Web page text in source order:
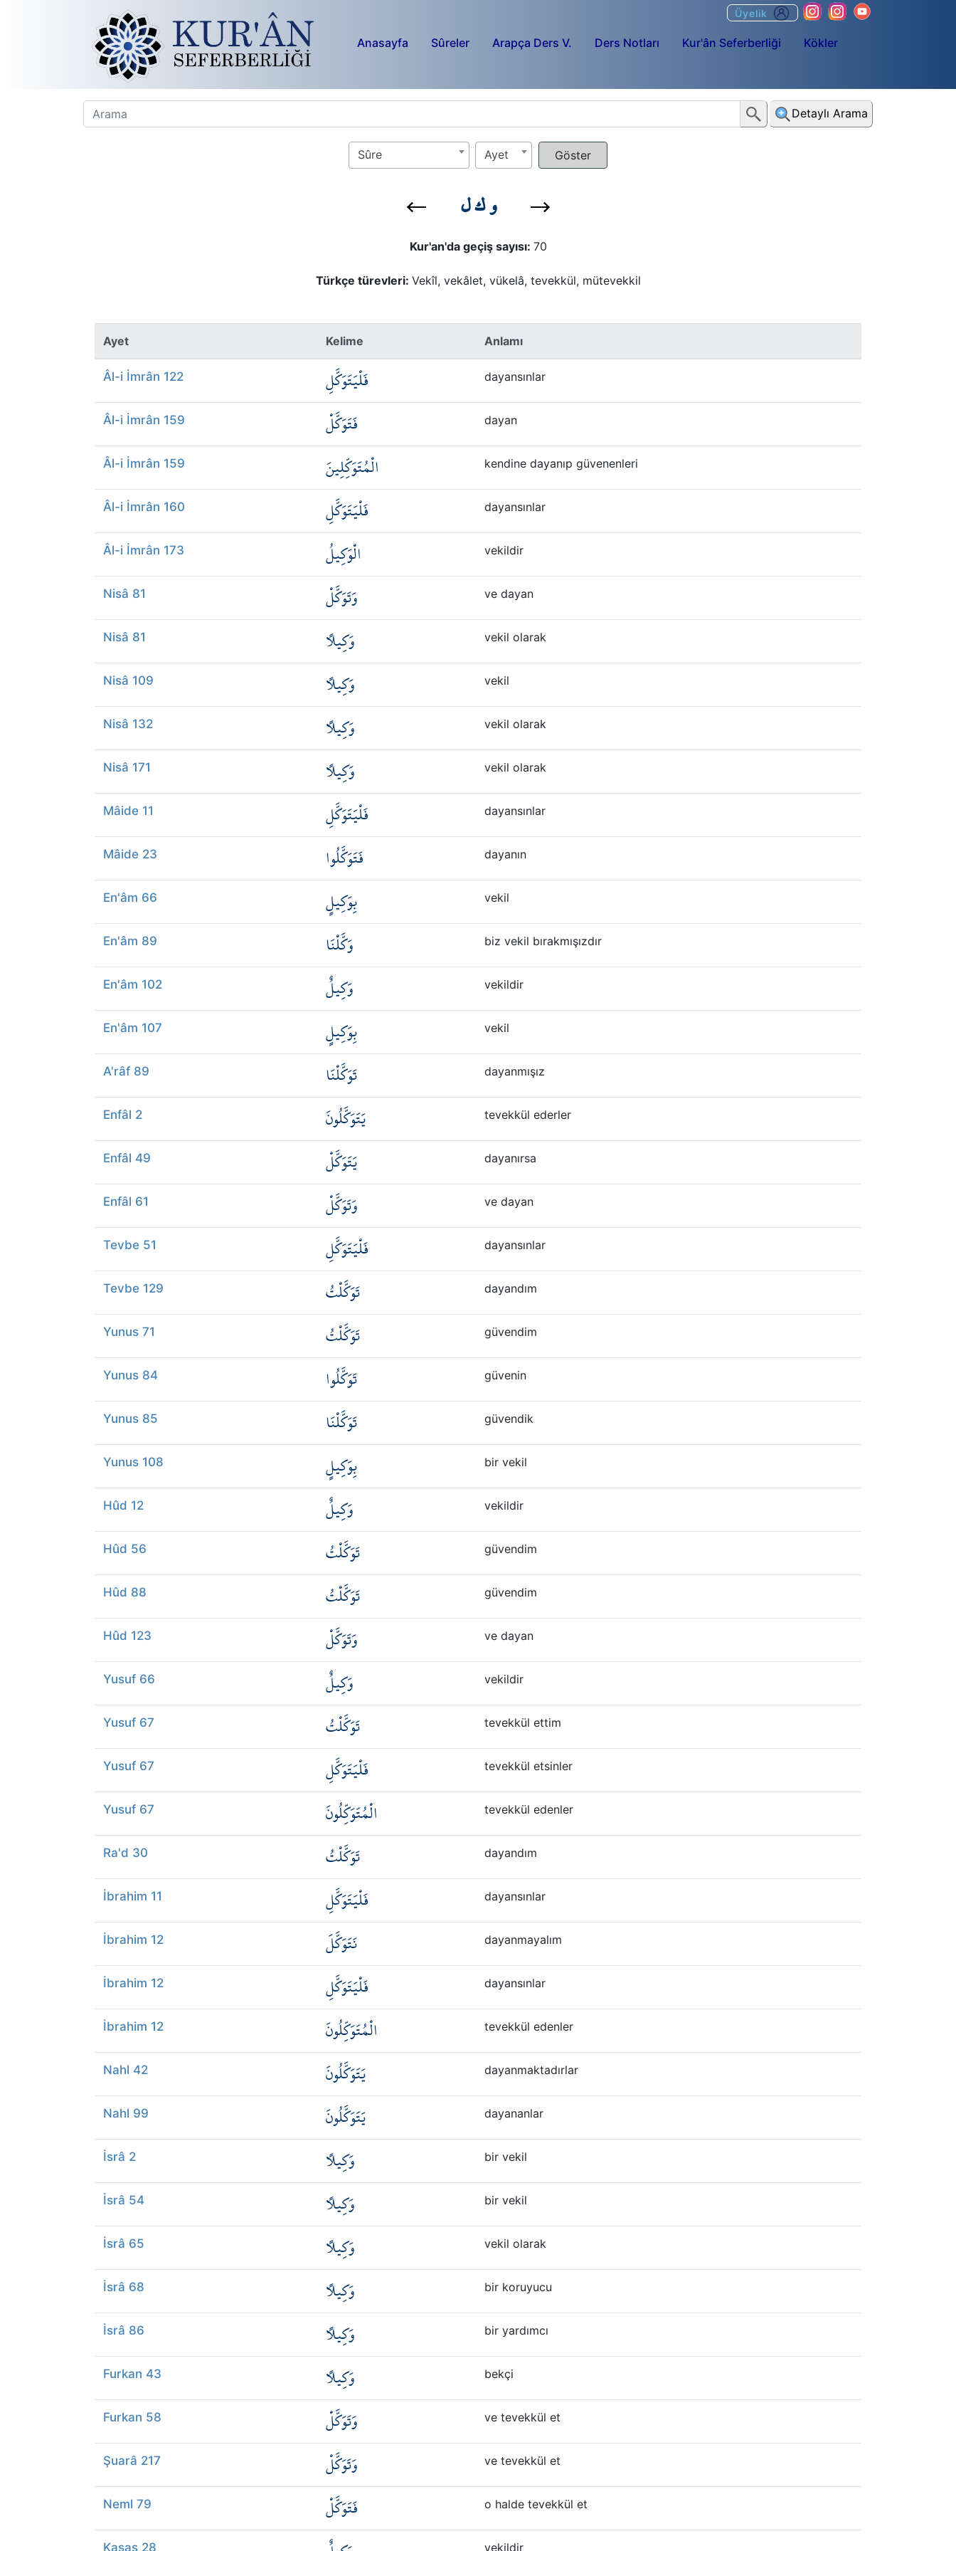
Anasayfa Sûreler Arapça Ders V. Ders Notları Kur'ân Seferberliği Kökler
Üyelik
Detaylı Arama
Sûre Ayet
و ك ل
Kur'an'da geçiş sayısı: 70
Türkçe türevleri: Vekîl, vekâlet, vükelâ, tevekkül, mütevekkil
Ayet Kelime Anlamı
Âl-i İmrân 122 فَلْيَتَوَكَّلِ dayansınlar
Âl-i İmrân 159 فَتَوَكَّلْ dayan
Âl-i İmrân 159 الْمُتَوَكِّلِينَ kendine dayanıp güvenenleri
Âl-i İmrân 160 فَلْيَتَوَكَّلِ dayansınlar
Âl-i İmrân 173 الْوَكِيلُ vekildir
Nisâ 81 وَتَوَكَّلْ ve dayan
Nisâ 81 وَكِيلًا vekil olarak
Nisâ 109 وَكِيلًا vekil
Nisâ 132 وَكِيلًا vekil olarak
Nisâ 171 وَكِيلًا vekil olarak
Mâide 11 فَلْيَتَوَكَّلِ dayansınlar
Mâide 23 فَتَوَكَّلُوا dayanın
En'âm 66 بِوَكِيلٍ vekil
En'âm 89 وَكَّلْنَا biz vekil bırakmışızdır
En'âm 102 وَكِيلٌ vekildir
En'âm 107 بِوَكِيلٍ vekil
A'râf 89 تَوَكَّلْنَا dayanmışız
Enfâl 2 يَتَوَكَّلُونَ tevekkül ederler
Enfâl 49 يَتَوَكَّلْ dayanırsa
Enfâl 61 وَتَوَكَّلْ ve dayan
Tevbe 51 فَلْيَتَوَكَّلِ dayansınlar
Tevbe 129 تَوَكَّلْتُ dayandım
Yunus 71 تَوَكَّلْتُ güvendim
Yunus 84 تَوَكَّلُوا güvenin
Yunus 85 تَوَكَّلْنَا güvendik
Yunus 108 بِوَكِيلٍ bir vekil
Hûd 12 وَكِيلٌ vekildir
Hûd 56 تَوَكَّلْتُ güvendim
Hûd 88 تَوَكَّلْتُ güvendim
Hûd 123 وَتَوَكَّلْ ve dayan
Yusuf 66 وَكِيلٌ vekildir
Yusuf 67 تَوَكَّلْتُ tevekkül ettim
Yusuf 67 فَلْيَتَوَكَّلِ tevekkül etsinler
Yusuf 67 الْمُتَوَكِّلُونَ tevekkül edenler
Ra'd 30 تَوَكَّلْتُ dayandım
İbrahim 11 فَلْيَتَوَكَّلِ dayansınlar
İbrahim 12 نَتَوَكَّلَ dayanmayalım
İbrahim 12 فَلْيَتَوَكَّلِ dayansınlar
İbrahim 12 الْمُتَوَكِّلُونَ tevekkül edenler
Nahl 42 يَتَوَكَّلُونَ dayanmaktadırlar
Nahl 99 يَتَوَكَّلُونَ dayananlar
İsrâ 2 وَكِيلًا bir vekil
İsrâ 54 وَكِيلًا bir vekil
İsrâ 65 وَكِيلًا vekil olarak
İsrâ 68 وَكِيلًا bir koruyucu
İsrâ 86 وَكِيلًا bir yardımcı
Furkan 43 وَكِيلًا bekçi
Furkan 58 وَتَوَكَّلْ ve tevekkül et
Şuarâ 217 وَتَوَكَّلْ ve tevekkül et
Neml 79 فَتَوَكَّلْ o halde tevekkül et
Kasas 28 vekildir